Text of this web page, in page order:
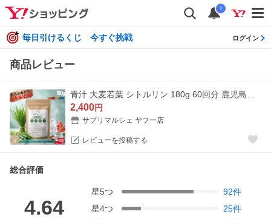
i
毎日引けるくじ 今すぐ挑戦 ログイン
商品レビュー
2,400円
サプリマルシェ ヤフー店
レビューを投稿する
総合評価
4.64
星5つ 92件
星4つ 25件